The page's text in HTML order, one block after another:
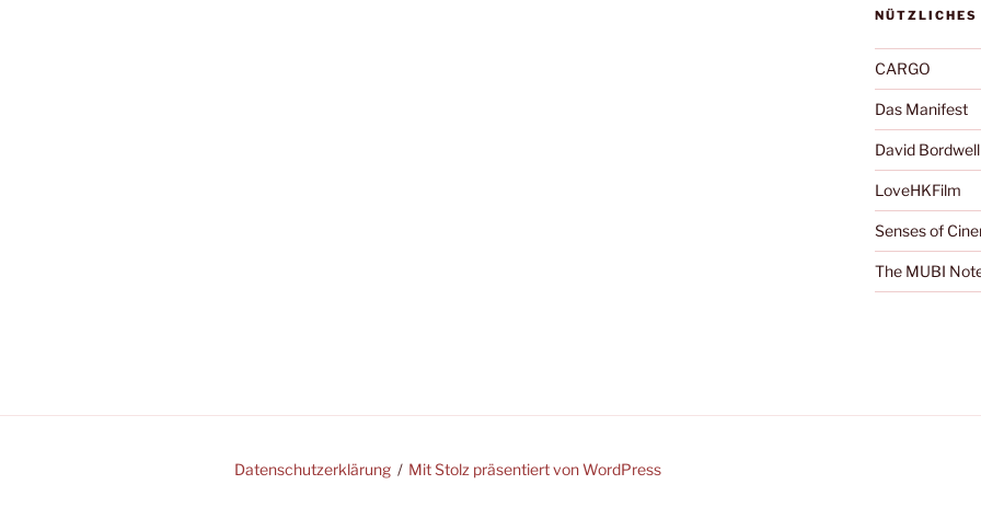
NÜTZLICHES
CARGO
Das Manifest
David Bordwell
LoveHKFilm
Senses of
The MUBI
Datenschutzerklärung Mit Stolz präsentiert von WordPress